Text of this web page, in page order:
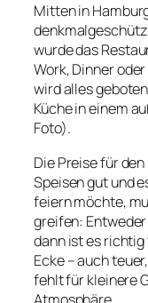
Mitten in
wurde das
Work, Dinner
wird alles
Küche in einem
Foto).
Die Preise für
Speisen gut und
feiern möchte,
greifen:
dann ist es
Ecke – auch
fehlt für kleinere